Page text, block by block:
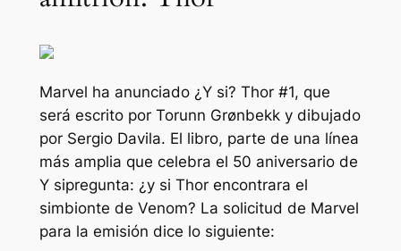
Marvel ha anunciado ¿Y si? Thor#1, que
será escrito por Torunn Grønbekk y dibujado
por Sergio Davila. El libro, parte de una línea
más amplia que celebra el 50 aniversario de
Y sipregunta: ¿y si Thor encontrara el
simbionte de Venom? La solicitud de Marvel
para la emisión dice lo siguiente: